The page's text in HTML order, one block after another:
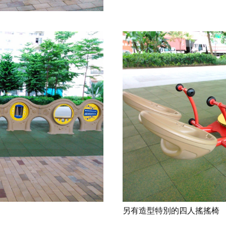
另有造型特別的四人搖搖椅